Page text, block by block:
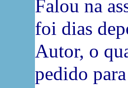
Falou na
foi dias
Autor, o
pedido